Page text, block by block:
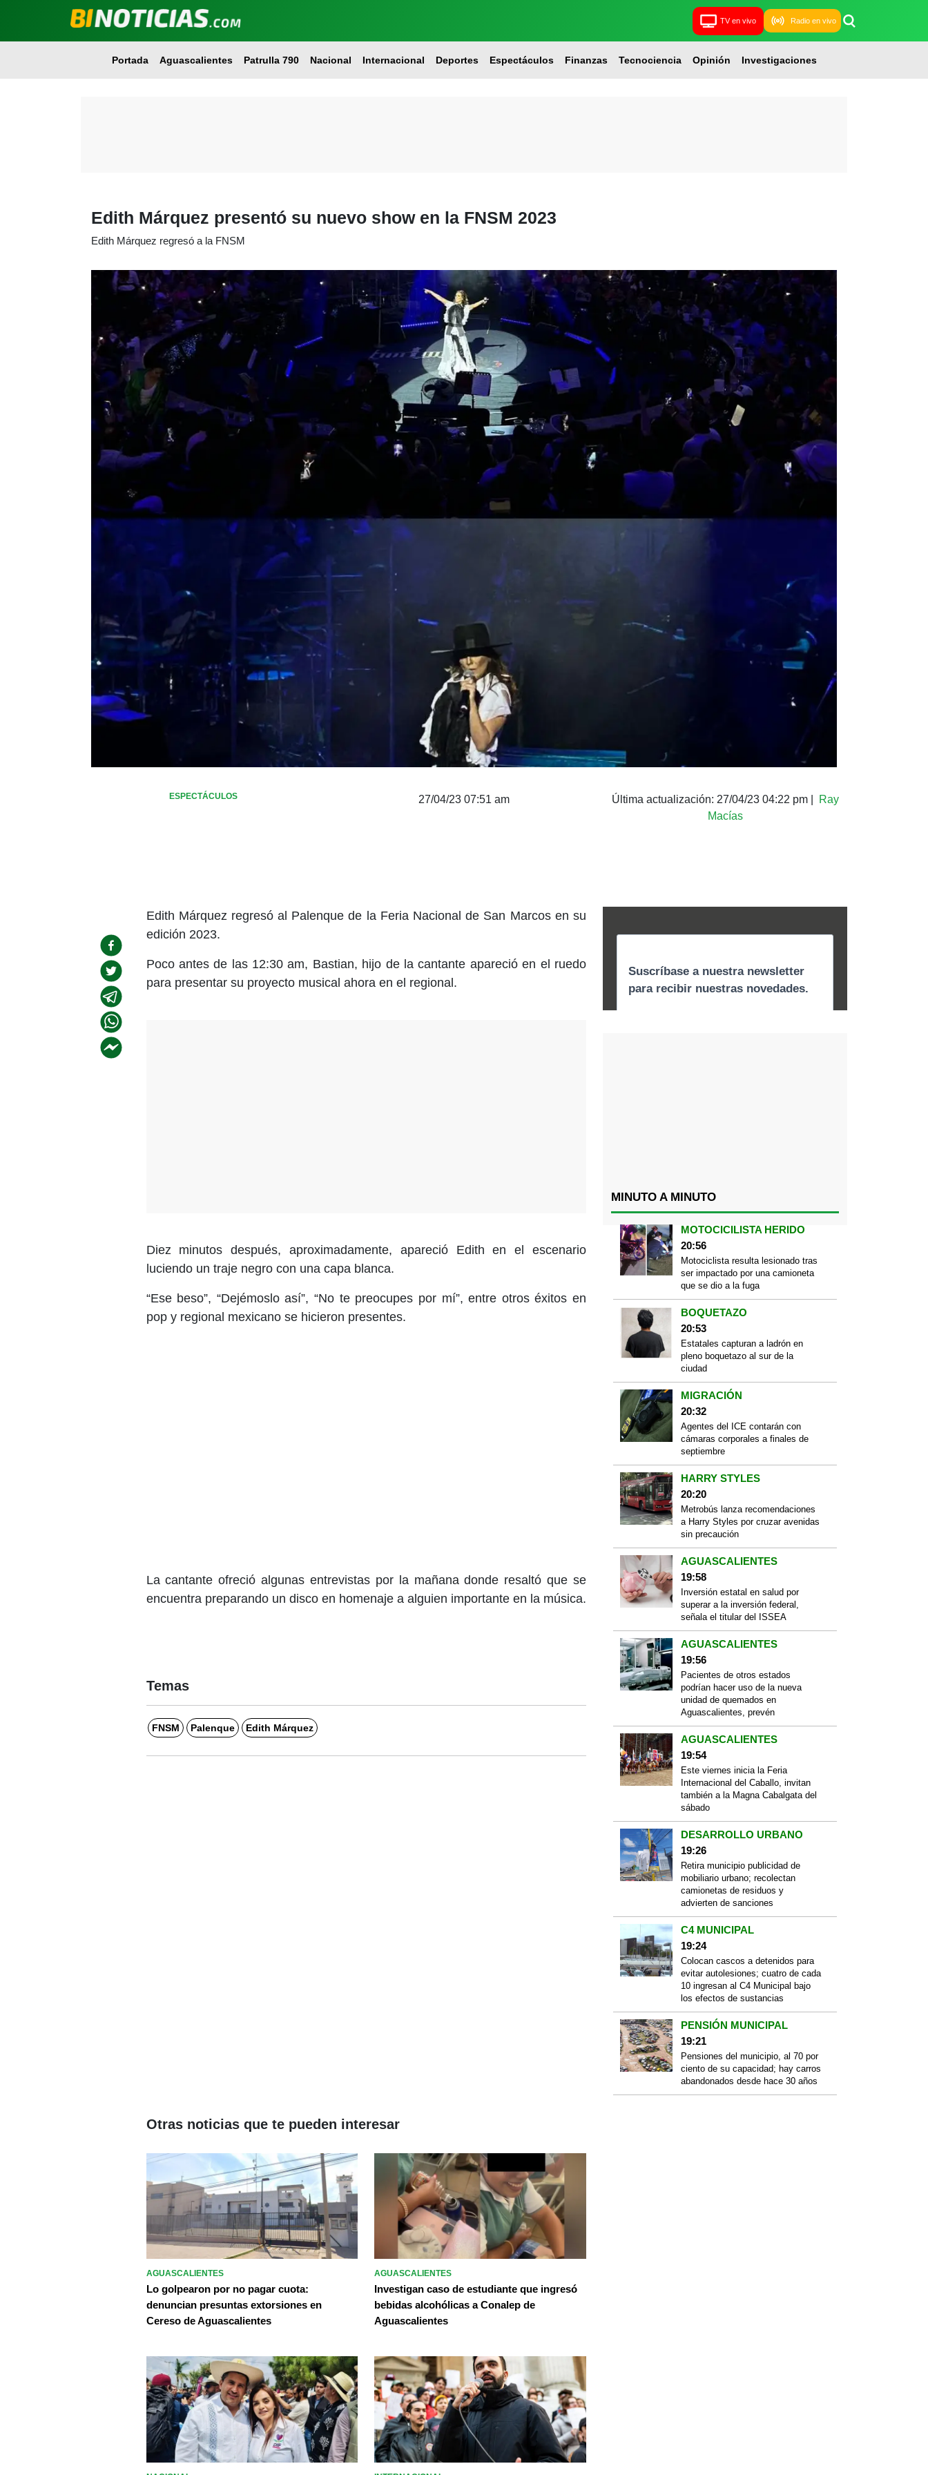
TV en vivo Radio en vivo
Portada Aguascalientes Patrulla 790 Nacional Internacional Deportes Espectáculos Finanzas Tecnociencia Opinión Investigaciones
Edith Márquez presentó su nuevo show en la FNSM 2023
Edith Márquez regresó a la FNSM
ESPECTÁCULOS 27/04/23 07:51 am Última actualización: 27/04/23 04:22 pm|
Ray
Macías
Edith Márquez regresó al Palenque de la Feria Nacional de San Marcos en su
edición 2023.
Poco antes de las 12:30 am, Bastian, hijo de la cantante apareció en el ruedo
para presentar su proyecto musical ahora en el regional.
Diez minutos después, aproximadamente, apareció Edith en el escenario
luciendo un traje negro con una capa blanca.
“Ese beso”, “Dejémoslo así”, “No te preocupes por mí”, entre otros éxitos en
pop y regional mexicano se hicieron presentes.
La cantante ofreció algunas entrevistas por la mañana donde resaltó que se
encuentra preparando un disco en homenaje a alguien importante en la música.
Temas
FNSM Palenque Edith Márquez
MINUTO A MINUTO
MOTOCICILISTA HERIDO
20:56
Motociclista resulta lesionado tras
ser impactado por una camioneta
que se dio a la fuga
BOQUETAZO
20:53
Estatales capturan a ladrón en
pleno boquetazo al sur de la
ciudad
MIGRACIÓN
20:32
Agentes del ICE contarán con
cámaras corporales a finales de
septiembre
HARRY STYLES
20:20
Metrobús lanza recomendaciones
a Harry Styles por cruzar avenidas
sin precaución
AGUASCALIENTES
19:58
Inversión estatal en salud por
superar a la inversión federal,
señala el titular del ISSEA
AGUASCALIENTES
19:56
Pacientes de otros estados
podrían hacer uso de la nueva
unidad de quemados en
Aguascalientes, prevén
AGUASCALIENTES
19:54
Este viernes inicia la Feria
Internacional del Caballo, invitan
también a la Magna Cabalgata del
sábado
DESARROLLO URBANO
19:26
Retira municipio publicidad de
mobiliario urbano; recolectan
camionetas de residuos y
advierten de sanciones
C4 MUNICIPAL
19:24
Colocan cascos a detenidos para
evitar autolesiones; cuatro de cada
10 ingresan al C4 Municipal bajo
los efectos de sustancias
PENSIÓN MUNICIPAL
19:21
Pensiones del municipio, al 70 por
ciento de su capacidad; hay carros
abandonados desde hace 30 años
Otras noticias que te pueden interesar
AGUASCALIENTES
Lo golpearon por no pagar cuota:
denuncian presuntas extorsiones en
Cereso de Aguascalientes
AGUASCALIENTES
Investigan caso de estudiante que ingresó
bebidas alcohólicas a Conalep de
Aguascalientes